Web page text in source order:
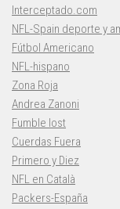
Interceptado.com
NFL-Spain deporte y
Fútbol Americano
NFL-hispano
Zona Roja
Andrea Zanoni
Fumble lost
Cuerdas Fuera
Primero y Diez
NFL en Català
Packers-España